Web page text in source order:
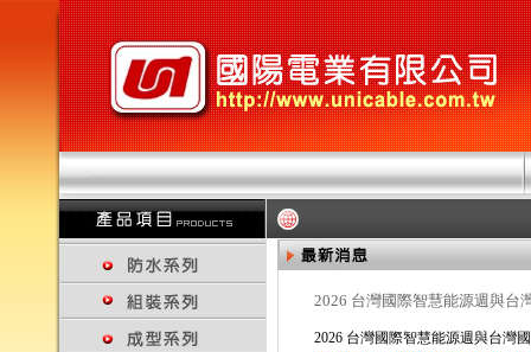
2026 台灣國際智慧能源週與台
2026 台灣國際智慧能源週與台灣